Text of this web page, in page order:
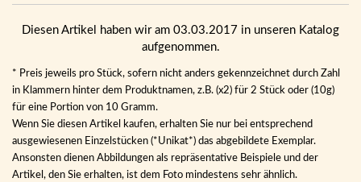
Diesen Artikel haben wir am 03.03.2017 in unseren Katalog
aufgenommen.
* Preis jeweils pro Stück, sofern nicht anders gekennzeichnet durch Zahl
in Klammern hinter dem Produktnamen, z.B. (x2) für 2 Stück oder (10g)
für eine Portion von 10 Gramm.
Wenn Sie diesen Artikel kaufen, erhalten Sie nur bei entsprechend
ausgewiesenen Einzelstücken (*Unikat*) das abgebildete Exemplar.
Ansonsten dienen Abbildungen als repräsentative Beispiele und der
Artikel, den Sie erhalten, ist dem Foto mindestens sehr ähnlich.